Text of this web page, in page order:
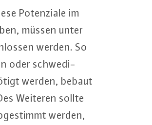
Po­ten­zia­le im
müssen unter
werden. So
oder schwe­di­
werden, bebaut
Weiteren sollte
werden,